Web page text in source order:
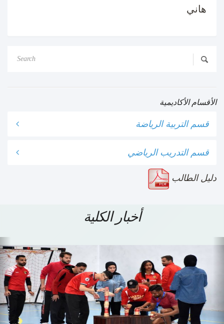
هاني
الأقسام الأكاديمية
قسم التربية الرياضة
قسم التدريب الرياضي
دليل الطالب
أخبار الكلية
Previous